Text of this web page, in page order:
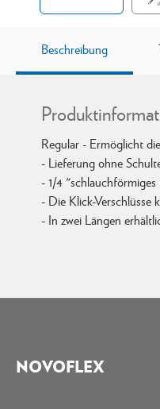
Beschreibung
Regular - Ermöglicht
- Lieferung ohne
- 1/4
- Die Klick-Verschlüsse
- In zwei Längen
NOVOFLEX